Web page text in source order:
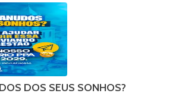
DOS SEUS SONHOS?